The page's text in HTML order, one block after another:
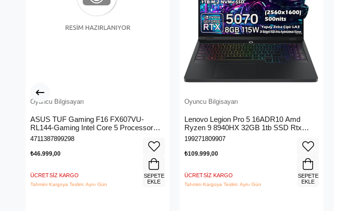
Oyuncu Bilgisayarı
ASUS TUF Gaming F16 FX607VU-
RL144-Gaming Intel Core 5 Processor
210H 16GB 512GB SSD NVIDIA
GeForce RTX 4050 6GB (140W) 144Hz
16" FHD+ Freedos Taşınabilir Dizüstü
4711387899298
₺46.999,00
ÜCRETSIZ KARGO
Tahmini Kargoya Teslim: Aynı Gün
SEPETE
EKLE
Oyuncu Bilgisayarı
Lenovo Legion Pro 5 16ADR10 Amd
Ryzen 9 8940HX 32GB 1tb SSD Rtx
5070 8gb 16" Wqxga (2560X1600) IPS
Panel 240Hz 115W Freedos Taşınabilir
Dizüstü Bilgisayar 83LT0046TR
199271809907
₺109.999,00
ÜCRETSIZ KARGO
Tahmini Kargoya Teslim: Aynı Gün
SEPETE
EKLE